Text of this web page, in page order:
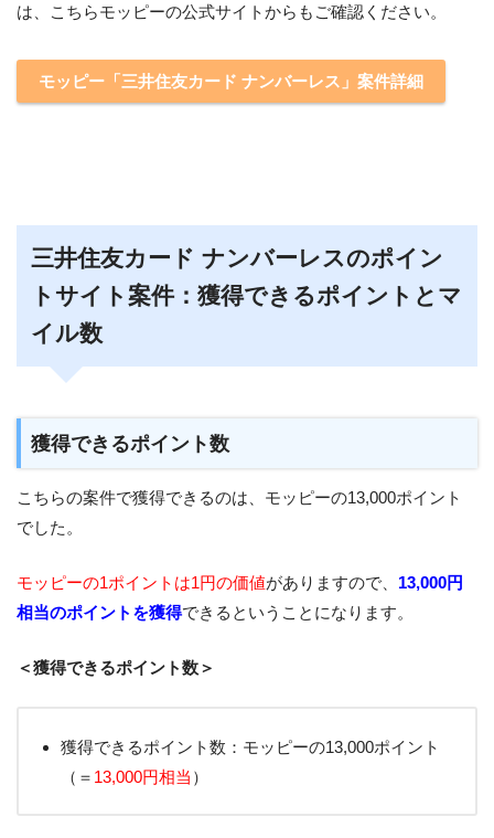
は、こちらモッピーの公式サイトからもご確認ください。
モッピー「三井住友カード ナンバーレス」案件詳細
三井住友カード ナンバーレスのポイン
トサイト案件：獲得できるポイントとマ
イル数
獲得できるポイント数
こちらの案件で獲得できるのは、モッピーの13,000ポイント
でした。
モッピーの1ポイントは1円の価値がありますので、 13,000円
相当のポイントを獲得できるということになります。
＜獲得できるポイント数＞
獲得できるポイント数：モッピーの13,000ポイント
（＝ 13,000円相当 ）